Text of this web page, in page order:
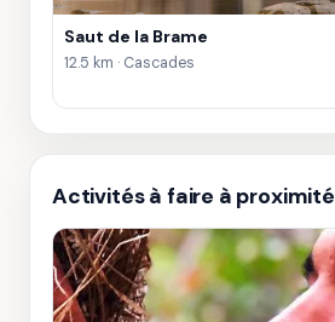
Saut de la Brame
12.5 km · Cascades
Activités à faire à proximité